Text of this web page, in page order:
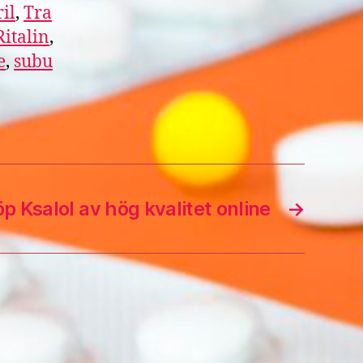
, Tra
,
, subu
→
Ksalol av hög kvalitet online